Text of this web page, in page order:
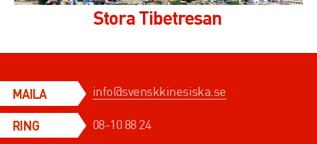
Stora Tibetresan
MAILA info@svenskkinesiska.se
RING 08-10 88 24